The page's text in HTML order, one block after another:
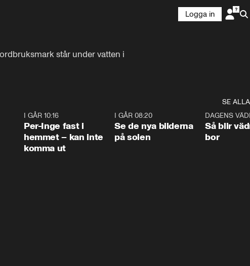
Logga in
står under vatten i
SE ALLA
I GÅR 10:16
Per-Inge fast i
hemmet – kan inte
komma ut
I GÅR 08:20
Se de nya bilderna
på solen
DAGENS
Så blir
bor